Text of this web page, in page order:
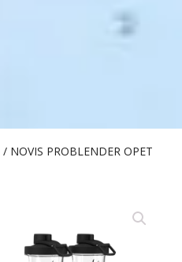
/ NOVIS PROBLENDER OPET